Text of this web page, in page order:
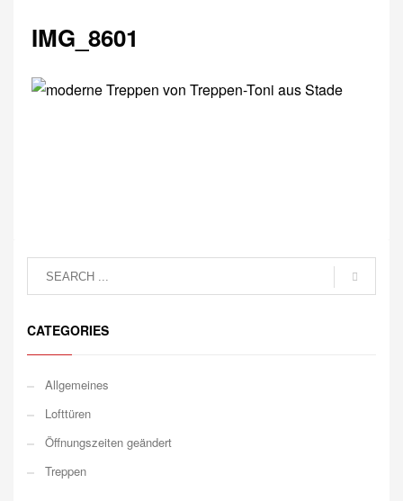
IMG_8601
CATEGORIES
Allgemeines
Lofttüren
Öffnungszeiten geändert
Treppen